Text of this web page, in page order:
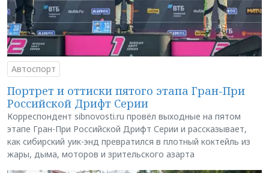
Автоспорт
Портрет и оттиски пятого этапа Гран-При
Российской Дрифт Серии
Корреспондент sibnovosti.ru провёл выходные на пятом
этапе Гран-При Российской Дрифт Серии и рассказывает,
как сибирский уик-энд превратился в плотный коктейль из
жары, дыма, моторов и зрительского азарта